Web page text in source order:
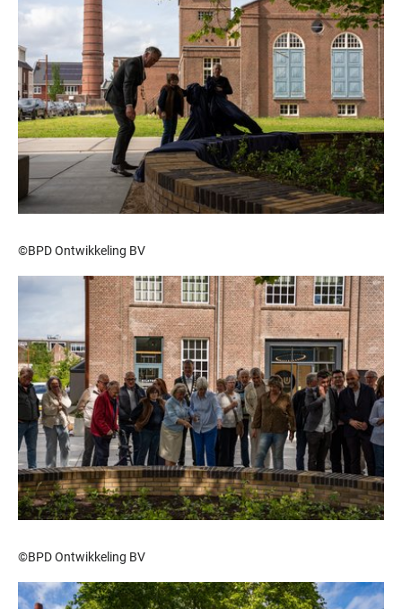
©BPD Ontwikkeling BV
©BPD Ontwikkeling BV